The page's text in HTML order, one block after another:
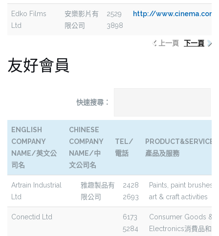
Edko Films
Ltd
安樂影片有
限公司
2529
3898
http://www.cinema.com
上一頁 下一頁
友好會員
快速搜尋：
ENGLISH
COMPANY
NAME/英文公
司名
CHINESE
COMPANY
NAME/中
文公司名
TEL/
電話
PRODUCT&SERVICE/
產品及服務
ENGLISH
COMPANY NAME/
CHINESE
COMPANY
TEL/
電話
產品及服務
Artrain Industrial
Ltd
雅趣製品有
限公司
2428
2693
Paints, paint brushes,
art & craft activities
Conectid Ltd
6173
5284
Consumer Goods &
Electronics消費品和電